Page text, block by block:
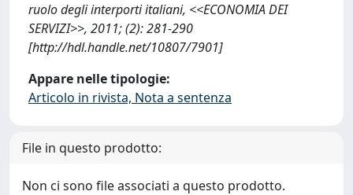
ruolo degli interporti italiani, <<ECONOMIA DEI
SERVIZI>>, 2011; (2): 281-290
[http://hdl.handle.net/10807/7901]
Appare nelle tipologie:
Articolo in rivista, Nota a sentenza
File in questo prodotto:
Non ci sono file associati a questo prodotto.